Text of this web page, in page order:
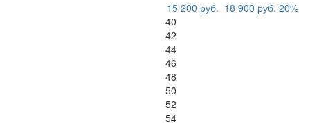
15 200 руб. 18 900 руб. 20%
40
42
44
46
48
50
52
54